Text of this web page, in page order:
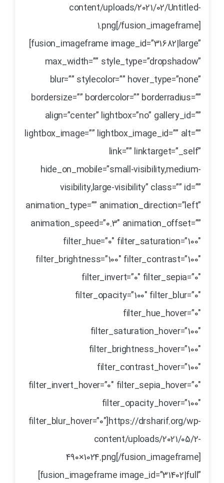
content/uploads/2021/02/Untitled-
1.png[/fusion_imageframe]
[fusion_imageframe image_id=”31682|large”
max_width=”” style_type=”dropshadow”
blur=”” stylecolor=”” hover_type=”none”
bordersize=”” bordercolor=”” borderradius=””
align=”center” lightbox=”no” gallery_id=””
lightbox_image=”” lightbox_image_id=”” alt=””
link=”” linktarget=”_self”
hide_on_mobile=”small-visibility,medium-
visibility,large-visibility” class=”” id=””
animation_type=”” animation_direction=”left”
animation_speed=”0.3″ animation_offset=””
filter_hue=”0″ filter_saturation=”100″
filter_brightness=”100″ filter_contrast=”100″
filter_invert=”0″ filter_sepia=”0″
filter_opacity=”100″ filter_blur=”0″
filter_hue_hover=”0″
filter_saturation_hover=”100″
filter_brightness_hover=”100″
filter_contrast_hover=”100″
filter_invert_hover=”0″ filter_sepia_hover=”0″
filter_opacity_hover=”100″
filter_blur_hover=”0″]https://drsharif.org/wp-
content/uploads/2021/05/2-
490×1024.png[/fusion_imageframe]
[fusion_imageframe image_id=”31402|full”